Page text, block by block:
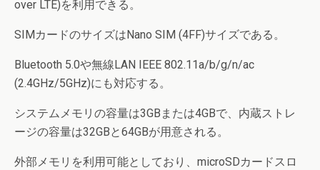
over LTE)を利用できる。
SIMカードのサイズはNano SIM (4FF)サイズである。
Bluetooth 5.0や無線LAN IEEE 802.11a/b/g/n/ac
(2.4GHz/5GHz)にも対応する。
システムメモリの容量は3GBまたは4GBで、内蔵ストレ
ージの容量は32GBと64GBが用意される。
外部メモリを利用可能としており、microSDカードスロ